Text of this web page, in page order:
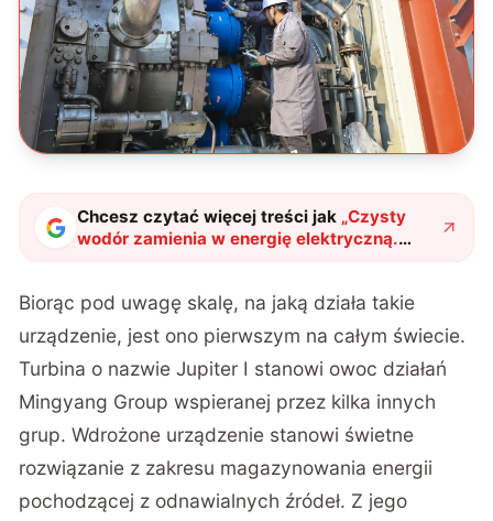
Chcesz czytać więcej treści jak „Czysty
wodór zamienia w energię elektryczną.
Pierwszy taki generator już działa"?
Biorąc pod uwagę skalę, na jaką działa takie
urządzenie, jest ono pierwszym na całym świecie.
Turbina o nazwie Jupiter I stanowi owoc działań
Mingyang Group wspieranej przez kilka innych
grup. Wdrożone urządzenie stanowi świetne
rozwiązanie z zakresu magazynowania energii
pochodzącej z odnawialnych źródeł. Z jego